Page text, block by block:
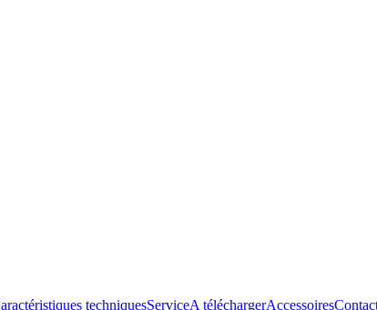
techniquesServiceA téléchargerAccessoires